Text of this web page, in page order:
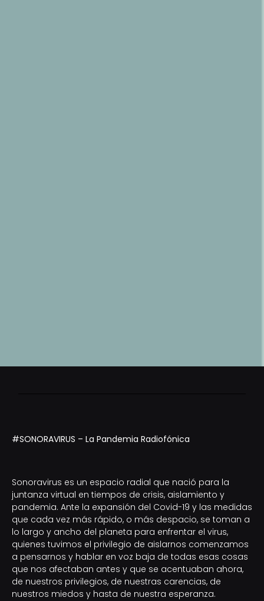
#SONORAVIRUS – La Pandemia Radiofónica
Sonoravirus es un espacio radial que nació para la
juntanza virtual en tiempos de crisis, aislamiento y
pandemia. Ante la expansión del Covid-19 y las medidas
que cada vez más rápido, o más despacio, se toman a
lo largo y ancho del planeta para enfrentar el virus,
quienes tuvimos el privilegio de aislarnos comenzamos
a pensarnos y hablar en voz baja de todas esas cosas
que nos afectaban antes y que se acentuaban ahora,
de nuestros privilegios, de nuestras carencias, de
nuestros miedos y hasta de nuestra esperanza.